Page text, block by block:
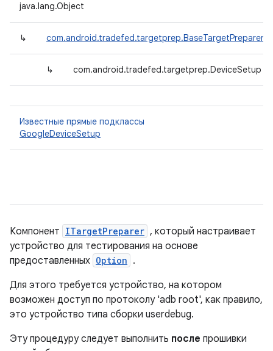
java.lang.Object
↳ com.android.tradefed.targetprep.BaseTargetPreparer
↳ com.android.tradefed.targetprep.DeviceSetup
Известные прямые подклассы
GoogleDeviceSetup
Компонент ITargetPreparer , который настраивает
устройство для тестирования на основе
предоставленных Option .
Для этого требуется устройство, на котором
возможен доступ по протоколу 'adb root', как правило,
это устройство типа сборки userdebug.
Эту процедуру следует выполнить после прошивки